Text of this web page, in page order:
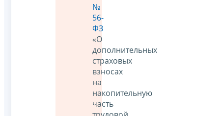
№
56-
ФЗ
«О
дополнительных
страховых
взносах
на
накопительную
часть